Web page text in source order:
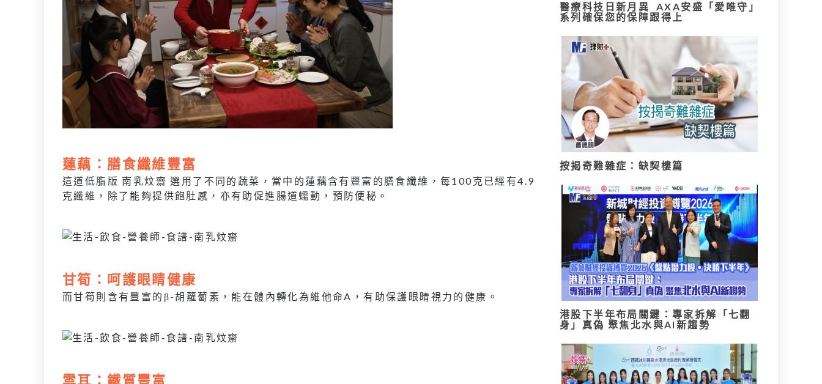
蓮藕：膳食纖維豐富
這道低脂版 南乳炆齋 選用了不同的蔬菜，當中的蓮藕含有豐富的膳食纖維，每100克已經有4.9
克纖維，除了能夠提供飽肚感，亦有助促進腸道蠕動，預防便秘。
甘筍：呵護眼睛健康
而甘筍則含有豐富的β-胡蘿蔔素，能在體內轉化為維他命A，有助保護眼睛視力的健康。
雲耳：鐵質豐富
醫療科技日新月異 AXA安盛「愛唯守」
系列確保您的保障跟得上
按揭奇難雜症：缺契樓篇
港股下半年布局關鍵：專家拆解「七翻
身」真偽 聚焦北水與AI新趨勢